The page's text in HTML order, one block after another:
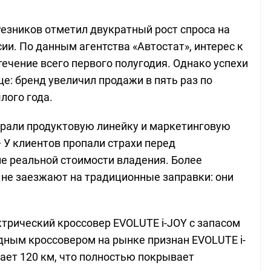
отметил двукратный рост спроса на
По данным агентства «Автостат», интерес к
всего первого полугодия. Однако успехи
бренд увеличил продажи в пять раз по
года.
продуктовую линейку и маркетинговую
клиентов пропали страхи перед
реальной стоимости владения. Более
заезжают на традиционные заправки: они
кроссовер EVOLUTE i-JOY с запасом
кроссовером на рынке признан EVOLUTE i-
120 км, что полностью покрывает